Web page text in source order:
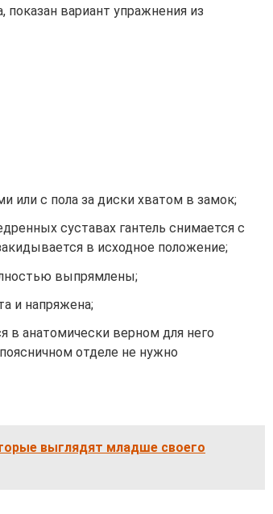
показан вариант упражнения из
или с пола за диски хватом в замок;
суставах гантель снимается с
в исходное положение;
выпрямлены;
и напряжена;
в анатомически верном для него
отделе не нужно
выглядят младше своего